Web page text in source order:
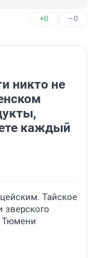
+0 –0
никто не
каждый
Тайское
зверского
Тюмени